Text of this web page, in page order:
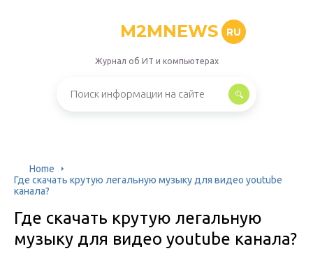
M2MNEWS RU
Журнал об ИТ и компьютерах
Home
Где скачать крутую легальную музыку для видео youtube
канала?
Где скачать крутую легальную
музыку для видео youtube канала?